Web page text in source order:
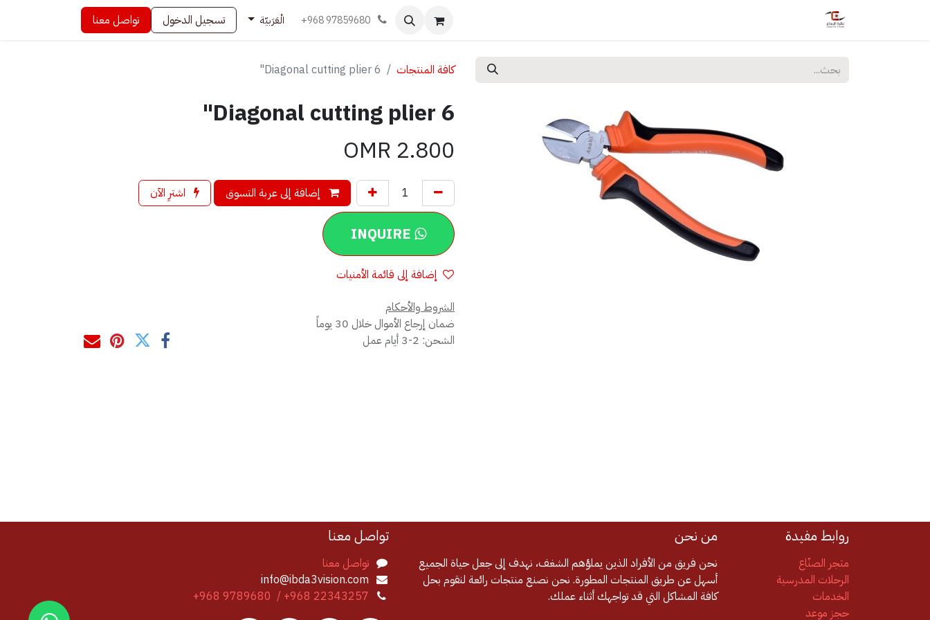
+968 97859680 الْعَرَبيّة تسجيل الدخول تواصل معنا
كافة المنتجات Diagonal cutting plier 6"
Diagonal cutting plier 6"
2.800
إضافة إلى عربة التسوق اشترِ الآن
INQUIRE
إضافة إلى قائمة الأمنيات
الشروط والأحكام
ضمان إرجاع الأموال خلال 30 يوماً
الشحن: 2-3 أيام عمل
روابط مفيدة
متجر الصنّاع
الرحلات المدرسية
الخدمات
حجز موعد
من نحن
نحن فريق من الأفراد الذين يملؤهم الشغف، نهدف إلى جعل حياة الجميع
أسهل عن طريق المنتجات المطورة. نحن نصنع منتجات رائعة لنقوم بحل
كافة المشاكل التي قد تواجهك أثناء عملك.
تواصل معنا
تواصل معنا
info@ibda3vision.com
+968 9789680 / +968 22343257